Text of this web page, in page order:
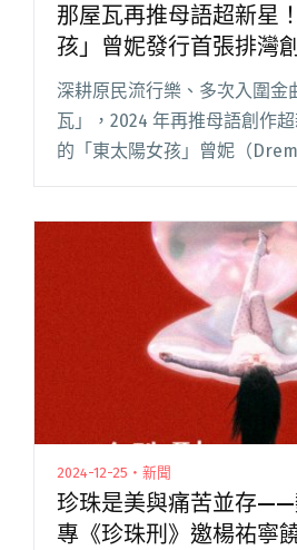
那屋瓦再推母語超新星
孩」曾妮發行首張排灣
的希望》
深耕原民流行樂、多次入圍金
瓦」，2024 年再推母語創作
的「東太陽女孩」曾妮（
12 月 19 日推出首張母語創作
曾妮從小唱到閱讀全文 "那屋
星！「東太陽女孩」曾妮發行
《全村的希望》"
2024-12-25・新聞
珍珠是美與痛苦並存——
專《珍珠刑》邀楊祐寧